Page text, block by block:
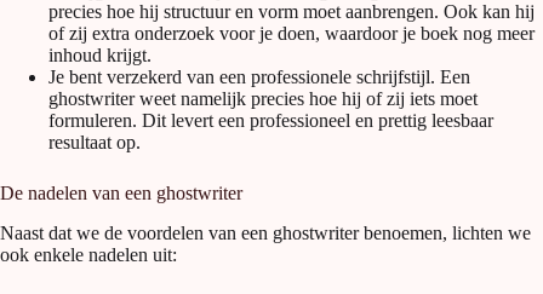
precies hoe hij structuur en vorm moet aanbrengen. Ook kan hij
of zij extra onderzoek voor je doen, waardoor je boek nog meer
inhoud krijgt.
Je bent verzekerd van een professionele schrijfstijl. Een
ghostwriter weet namelijk precies hoe hij of zij iets moet
formuleren. Dit levert een professioneel en prettig leesbaar
resultaat op.
De nadelen van een ghostwriter
Naast dat we de voordelen van een ghostwriter benoemen, lichten we
ook enkele nadelen uit: